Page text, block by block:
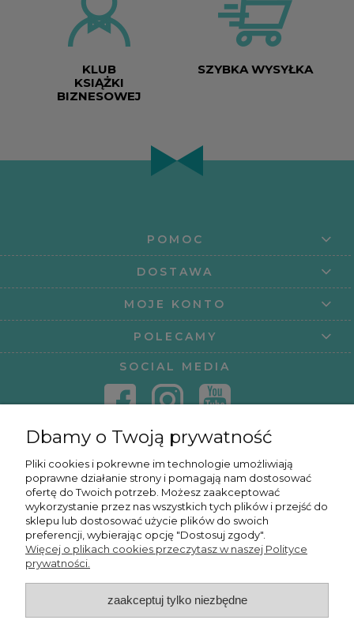
KLUB
KSIĄŻKI
BIZNESOWEJ
SZYBKA WYSYŁKA
POMOC
DOSTAWA
MOJE KONTO
POLECAMY
SOCIAL MEDIA
KURSY ONLINE
OSMPOWER SP. Z O.O.
Dbamy o Twoją prywatność
Pliki cookies i pokrewne im technologie umożliwiają
poprawne działanie strony i pomagają nam dostosować
ofertę do Twoich potrzeb. Możesz zaakceptować
wykorzystanie przez nas wszystkich tych plików i przejść do
sklepu lub dostosować użycie plików do swoich
preferencji, wybierając opcję "Dostosuj zgody".
Więcej o plikach cookies przeczytasz w naszej Polityce
prywatności.
zaakceptuj tylko niezbędne